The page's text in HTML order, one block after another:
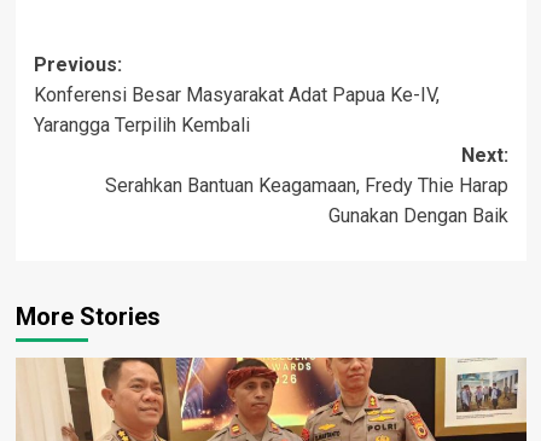
Post
navigation
Previous:
Konferensi Besar Masyarakat Adat Papua Ke-IV,
Yarangga Terpilih Kembali
Next:
Serahkan Bantuan Keagamaan, Fredy Thie Harap
Gunakan Dengan Baik
More Stories